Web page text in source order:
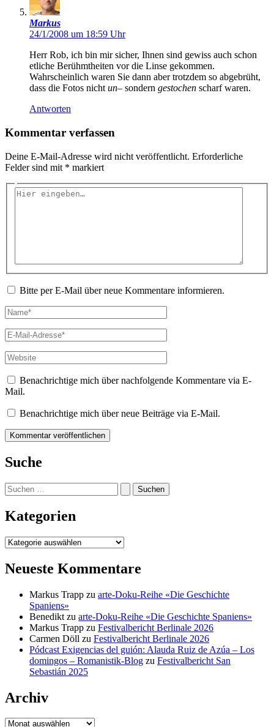
Markus
24/1/2008 um 18:59 Uhr
Herr Rob, ich bin mir sicher, Ihnen sind gewiss auch schon
etliche Berühmtheiten vor die Linse gekommen.
Wahrscheinlich waren Sie dann aber trotzdem so abgebrüht,
dass die Fotos nicht un– sondern gestochen scharf waren.
Antworten
Kommentar verfassen
Deine E-Mail-Adresse wird nicht veröffentlicht. Erforderliche
Felder sind mit * markiert
Hier
Bitte per E-Mail über neue Kommentare informieren.
Name*
E-
Mail-
Adresse*
Website
Benachrichtige mich über nachfolgende Kommentare via E-
Mail.
Benachrichtige mich über neue Beiträge via E-Mail.
Suche
Suchen
nach:
Kategorien
Kategorien
Neueste Kommentare
Markus Trapp zu arte-Doku-Reihe «Die Geschichte
Spaniens»
Benedikt zu arte-Doku-Reihe «Die Geschichte Spaniens»
Markus Trapp zu Festivalbericht Berlinale 2026
Carmen Döll zu Festivalbericht Berlinale 2026
Pódcast Exigencias del guión: Alauda Ruiz de Azúa – Los
domingos – Romanistik-Blog zu Festivalbericht San
Sebastián 2025
Archiv
Archiv